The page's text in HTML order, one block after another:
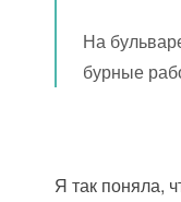
На
бурные
Я так поняла,